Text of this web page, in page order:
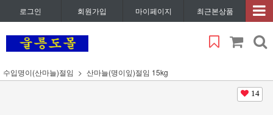
로그인 회원가입 마이페이지 최근본상품
수입명이(산마늘)절임 산마늘(명이잎)절임 15kg
14